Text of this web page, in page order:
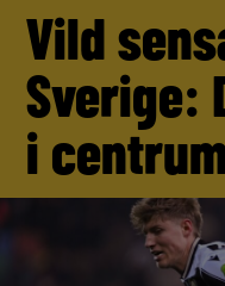
Vild
Sverige:
i